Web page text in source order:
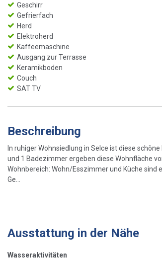
Geschirr
Gefrierfach
Herd
Elektroherd
Kaffeemaschine
Ausgang zur Terrasse
Keramikboden
Couch
SAT TV
Beschreibung
In ruhiger Wohnsiedlung in Selce ist diese
und 1 Badezimmer ergeben diese Wohnfläche
Wohnbereich: Wohn/Esszimmer und Küche sind
Ge...
Ausstattung in der Nähe
Wasseraktivitäten